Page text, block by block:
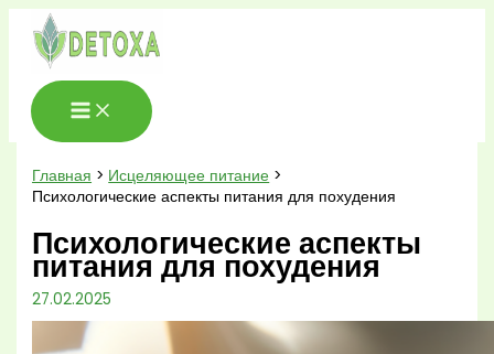
Перейти
содержимому
Главная
Исцеляющее питание
Психологические аспекты питания для похудения
Психологические аспекты
питания для похудения
27.02.2025